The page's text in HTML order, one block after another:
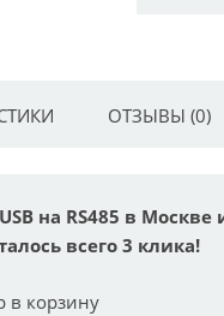
ОТЗЫВЫ (0)
на RS485 в
всего 3 клика!
в корзину